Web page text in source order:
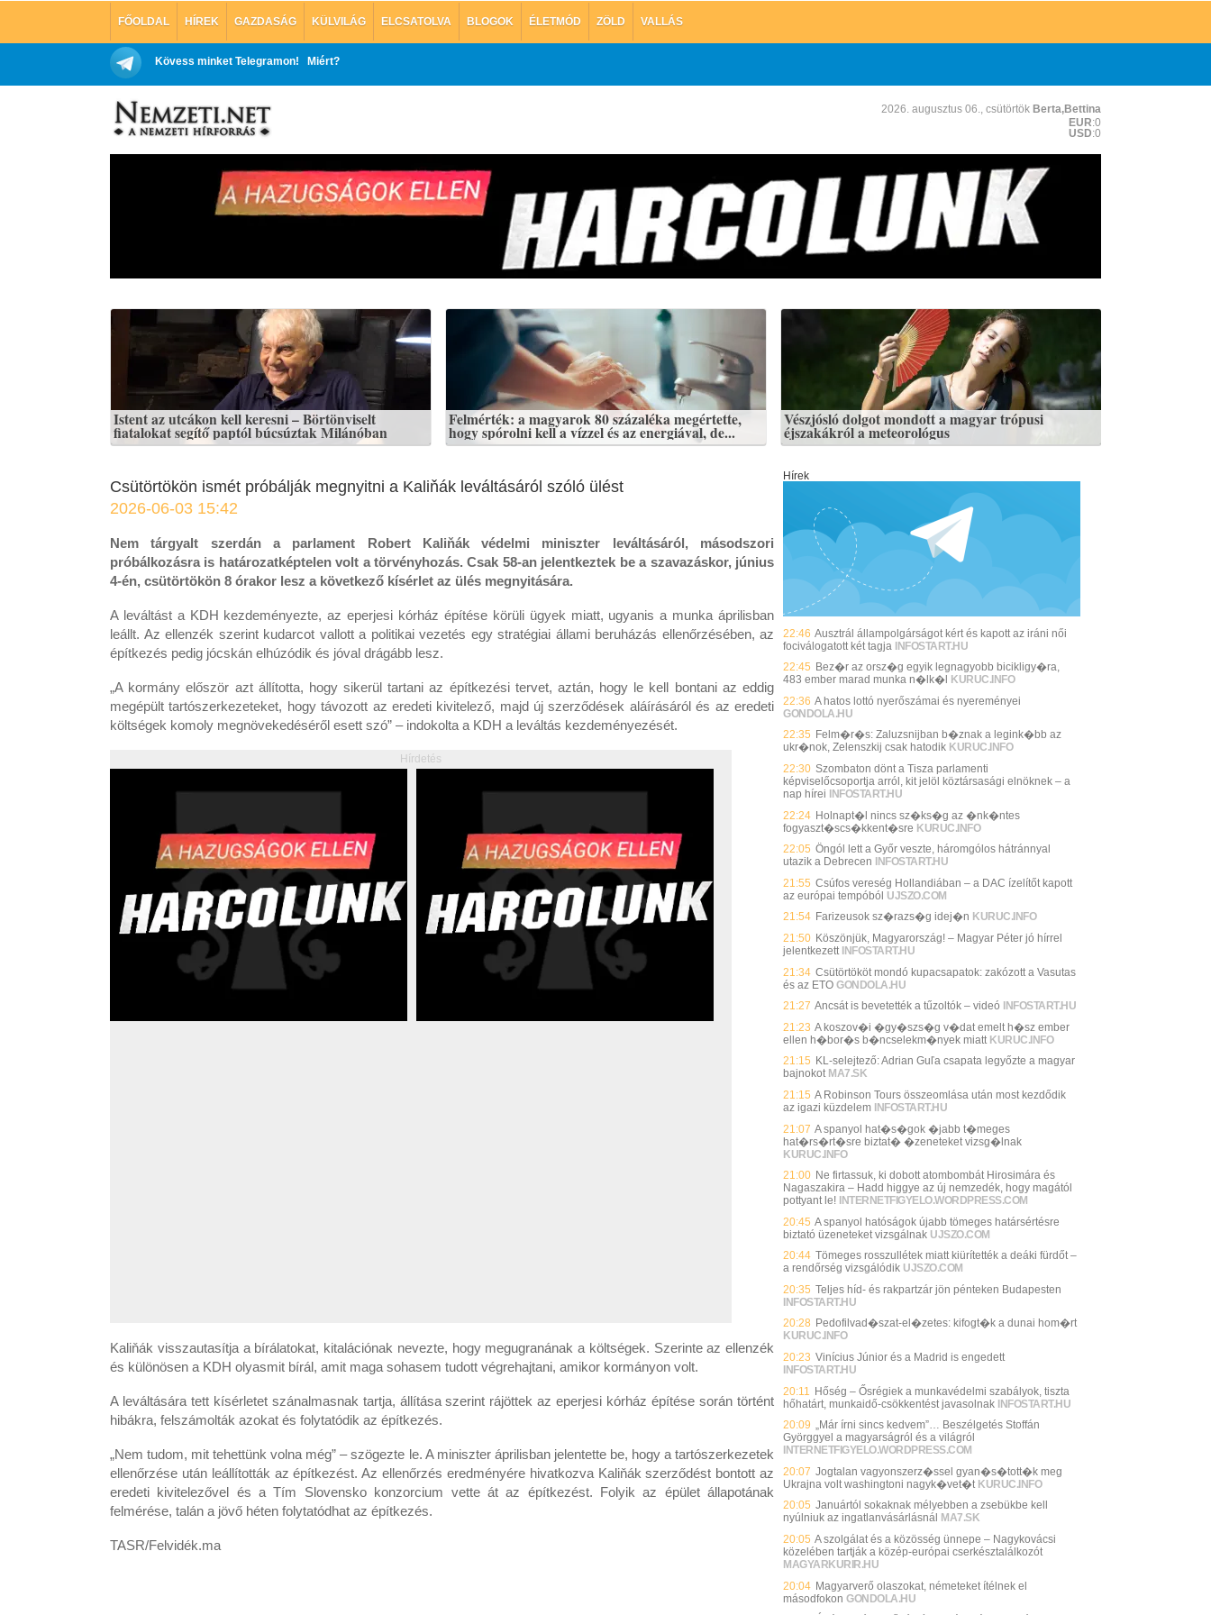
FŐOLDAL HÍREK GAZDASÁG KÜLVILÁG ELCSATOLVA BLOGOK ÉLETMÓD ZÖLD VALLÁS
Kövess minket Telegramon! Miért?
2026. augusztus 06., csütörtök Berta,Bettina
EUR:0
USD:0
Istent az utcákon kell keresni – Börtönviselt
fiatalokat segítő paptól búcsúztak Milánóban
Felmérték: a magyarok 80 százaléka megértette,
hogy spórolni kell a vízzel és az energiával, de...
Vészjósló dolgot mondott a magyar trópusi
éjszakákról a meteorológus
Csütörtökön ismét próbálják megnyitni a Kaliňák leváltásáról szóló ülést
2026-06-03 15:42
Nem tárgyalt szerdán a parlament Robert Kaliňák védelmi miniszter leváltásáról, másodszori
próbálkozásra is határozatképtelen volt a törvényhozás. Csak 58-an jelentkeztek be a szavazáskor, június
4-én, csütörtökön 8 órakor lesz a következő kísérlet az ülés megnyitására.
A leváltást a KDH kezdeményezte, az eperjesi kórház építése körüli ügyek miatt, ugyanis a munka áprilisban
leállt. Az ellenzék szerint kudarcot vallott a politikai vezetés egy stratégiai állami beruházás ellenőrzésében, az
építkezés pedig jócskán elhúzódik és jóval drágább lesz.
„A kormány először azt állította, hogy sikerül tartani az építkezési tervet, aztán, hogy le kell bontani az eddig
megépült tartószerkezeteket, hogy távozott az eredeti kivitelező, majd új szerződések aláírásáról és az eredeti
költségek komoly megnövekedéséről esett szó” – indokolta a KDH a leváltás kezdeményezését.
Hírdetés
Kaliňák visszautasítja a bírálatokat, kitalációnak nevezte, hogy megugranának a költségek. Szerinte az ellenzék
és különösen a KDH olyasmit bírál, amit maga sohasem tudott végrehajtani, amikor kormányon volt.
A leváltására tett kísérletet szánalmasnak tartja, állítása szerint rájöttek az eperjesi kórház építése során történt
hibákra, felszámolták azokat és folytatódik az építkezés.
„Nem tudom, mit tehettünk volna még” – szögezte le. A miniszter áprilisban jelentette be, hogy a tartószerkezetek
ellenőrzése után leállították az építkezést. Az ellenőrzés eredményére hivatkozva Kaliňák szerződést bontott az
eredeti kivitelezővel és a Tím Slovensko konzorcium vette át az építkezést. Folyik az épület állapotának
felmérése, talán a jövő héten folytatódhat az építkezés.
TASR/Felvidék.ma
Hírek
22:46 Ausztrál állampolgárságot kért és kapott az iráni női
fociválogatott két tagja INFOSTART.HU
22:45 Bez�r az orsz�g egyik legnagyobb bicikligy�ra,
483 ember marad munka n�lk�l KURUC.INFO
22:36 A hatos lottó nyerőszámai és nyereményei
GONDOLA.HU
22:35 Felm�r�s: Zaluzsnijban b�znak a legink�bb az
ukr�nok, Zelenszkij csak hatodik KURUC.INFO
22:30 Szombaton dönt a Tisza parlamenti
képviselőcsoportja arról, kit jelöl köztársasági elnöknek – a
nap hírei
INFOSTART.HU
22:24 Holnapt�l nincs sz�ks�g az �nk�ntes
fogyaszt�scs�kkent�sre KURUC.INFO
22:05 Öngól lett a Győr veszte, háromgólos hátránnyal
utazik a Debrecen
INFOSTART.HU
21:55 Csúfos vereség Hollandiában – a DAC ízelítőt kapott
az európai tempóból UJSZO.COM
21:54 Farizeusok sz�razs�g idej�n KURUC.INFO
21:50 Köszönjük, Magyarország! – Magyar Péter jó hírrel
jelentkezett INFOSTART.HU
21:34 Csütörtököt mondó kupacsapatok: zakózott a Vasutas
és az ETO GONDOLA.HU
21:27 Ancsát is bevetették a tűzoltók – videó
INFOSTART.HU
21:23 A koszov�i �gy�szs�g v�dat emelt h�sz ember
ellen h�bor�s b�ncselekm�nyek miatt KURUC.INFO
21:15 KL-selejtező: Adrian Guľa csapata legyőzte a magyar
bajnokot MA7.SK
21:15 A Robinson Tours összeomlása után most kezdődik
az igazi küzdelem INFOSTART.HU
21:07 A spanyol hat�s�gok �jabb t�meges
hat�rs�rt�sre biztat� �zeneteket vizsg�lnak
KURUC.INFO
21:00 Ne firtassuk, ki dobott atombombát Hirosimára és
Nagaszakira – Hadd higgye az új nemzedék, hogy magától
pottyant le! INTERNETFIGYELO.WORDPRESS.COM
20:45 A spanyol hatóságok újabb tömeges határsértésre
biztató üzeneteket vizsgálnak UJSZO.COM
20:44 Tömeges rosszullétek miatt kiürítették a deáki fürdőt –
a rendőrség vizsgálódik UJSZO.COM
20:35 Teljes híd- és rakpartzár jön pénteken Budapesten
INFOSTART.HU
20:28 Pedofilvad�szat-el�zetes: kifogt�k a dunai hom�rt
KURUC.INFO
20:23 Vinícius Júnior és a Madrid is engedett
INFOSTART.HU
20:11
Hőség – Ősrégiek a munkavédelmi szabályok, tiszta
hőhatárt, munkaidő-csökkentést javasolnak INFOSTART.HU
20:09 „Már írni sincs kedvem”… Beszélgetés Stoffán
Györggyel a magyarságról és a világról
INTERNETFIGYELO.WORDPRESS.COM
20:07 Jogtalan vagyonszerz�ssel gyan�s�tott�k meg
Ukrajna volt washingtoni nagyk�vet�t KURUC.INFO
20:05 Januártól sokaknak mélyebben a zsebükbe kell
nyúlniuk az ingatlanvásárlásnál MA7.SK
20:05 A szolgálat és a közösség ünnepe – Nagykovácsi
közelében tartják a közép-európai cserkésztalálkozót
MAGYARKURIR.HU
20:04 Magyarverő olaszokat, németeket ítélnek el
másodfokon GONDOLA.HU